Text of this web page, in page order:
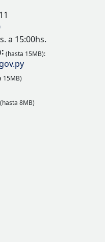
a 15:00hs.
(hasta 15MB):
15MB)
(hasta 8MB)